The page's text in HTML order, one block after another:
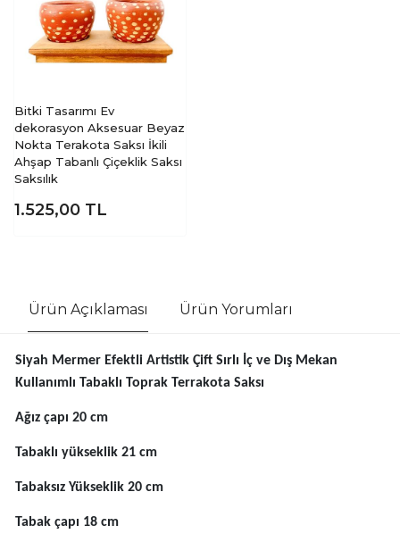
Bitki Tasarımı Ev
dekorasyon Aksesuar Beyaz
Nokta Terakota Saksı İkili
Ahşap Tabanlı Çiçeklik Saksı
Saksılık
1.525,00 TL
Ürün Açıklaması Ürün Yorumları
Siyah Mermer Efektli Artistik Çift Sırlı İç ve Dış Mekan
Kullanımlı Tabaklı Toprak Terrakota Saksı
Ağız çapı 20 cm
Tabaklı yükseklik 21 cm
Tabaksız Yükseklik 20 cm
Tabak çapı 18 cm